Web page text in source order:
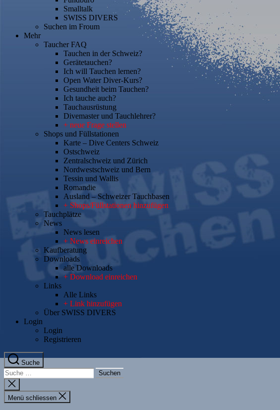
Smalltalk
SWISS DIVERS
Suchen im Froum
Mehr
Taucher FAQ
Tauchen in der Schweiz?
Gerätetauchen?
Ich will Tauchen lernen?
Open Water Diver-Kurs?
Gesundheit beim Tauchen?
Ich tauche auch?
Tauchausrüstung
Divemaster und Tauchlehrer?
+ neue Frage stellen
Shops und Füllstationen
Karte – Dive Centers Schweiz
Ostschweiz
Zentralschweiz und Zürich
Nordwestschweiz und Bern
Tessin und Wallis
Romandie
Ausland – Schweizer Tauchbasen
+ Shops/Füllstationen hinzufügen
Tauchplätze
News
News lesen
+ News einreichen
Kaufberatung
Downloads
alle Downloads
+ Download einreichen
Links
Alle Links
+ Link hinzufügen
Über SWISS DIVERS
Login
Login
Registrieren
Suche
Suche
nach:
Suche
schliessen
Menü schliessen